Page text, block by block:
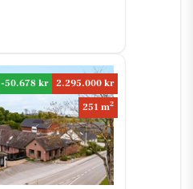
-50.678 kr
2.295.000 kr
251 m2